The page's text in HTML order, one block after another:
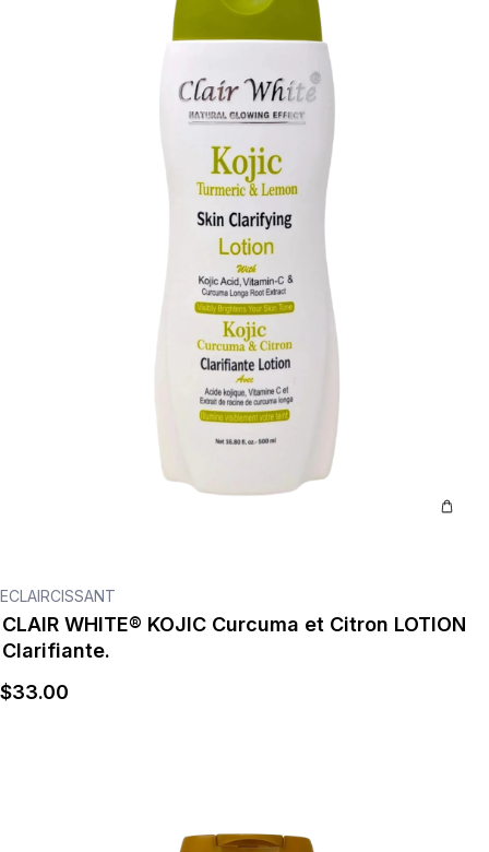
ECLAIRCISSANT
CLAIR WHITE® KOJIC Curcuma et Citron LOTION
Clarifiante.
$33.00